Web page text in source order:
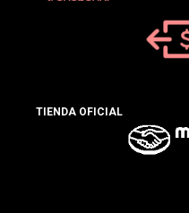
TIENDA OFICIAL